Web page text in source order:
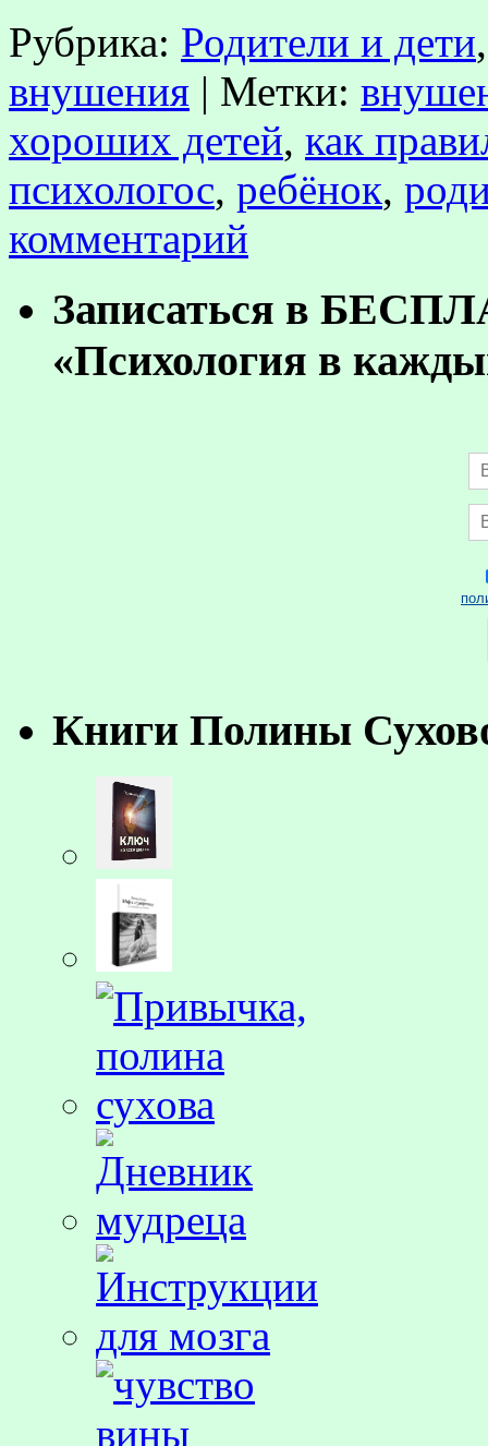
Рубрика: Родители и дети
внушения | Метки:
хороших детей, как
психологос, ребёнок,
комментарий
Записаться в
«Психология в
Книги Полины